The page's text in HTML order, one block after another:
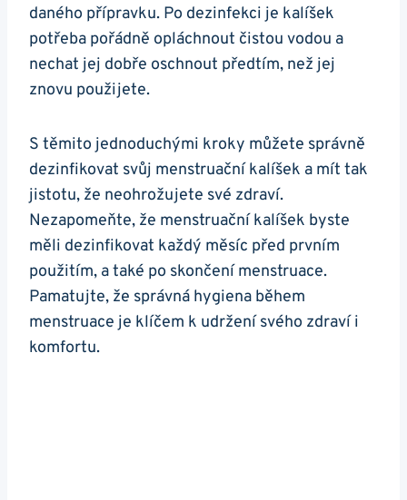
daného přípravku. Po dezinfekci je kalíšek
potřeba pořádně opláchnout čistou vodou a
nechat jej dobře oschnout předtím, než jej
znovu použijete.
S těmito jednoduchými kroky můžete správně
dezinfikovat svůj menstruační kalíšek a mít tak
jistotu, že neohrožujete své zdraví.
Nezapomeňte, že menstruační kalíšek byste
měli dezinfikovat každý měsíc před prvním
použitím, a také po skončení menstruace.
Pamatujte, že správná hygiena během
menstruace je klíčem k udržení svého zdraví i
komfortu.